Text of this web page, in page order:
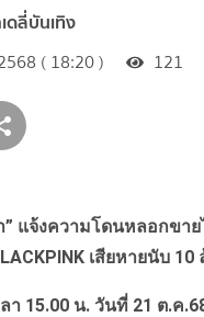
ดลี่บันเทิง
( 18:20 ) 121
แจ้งความโดนหลอกขา
เสียหายนับ
น. วันที่ 21 ต.ค